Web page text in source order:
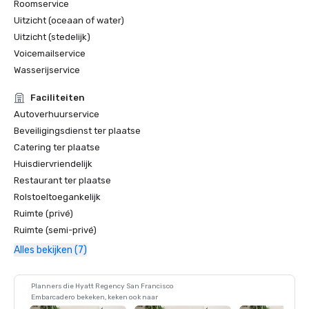
Roomservice
Uitzicht (oceaan of water)
Uitzicht (stedelijk)
Voicemailservice
Wasserijservice
Faciliteiten
Autoverhuurservice
Beveiligingsdienst ter plaatse
Catering ter plaatse
Huisdiervriendelijk
Restaurant ter plaatse
Rolstoeltoegankelijk
Ruimte (privé)
Ruimte (semi-privé)
Alles bekijken (7)
Planners die Hyatt Regency San Francisco
Embarcadero bekeken, keken ook naar